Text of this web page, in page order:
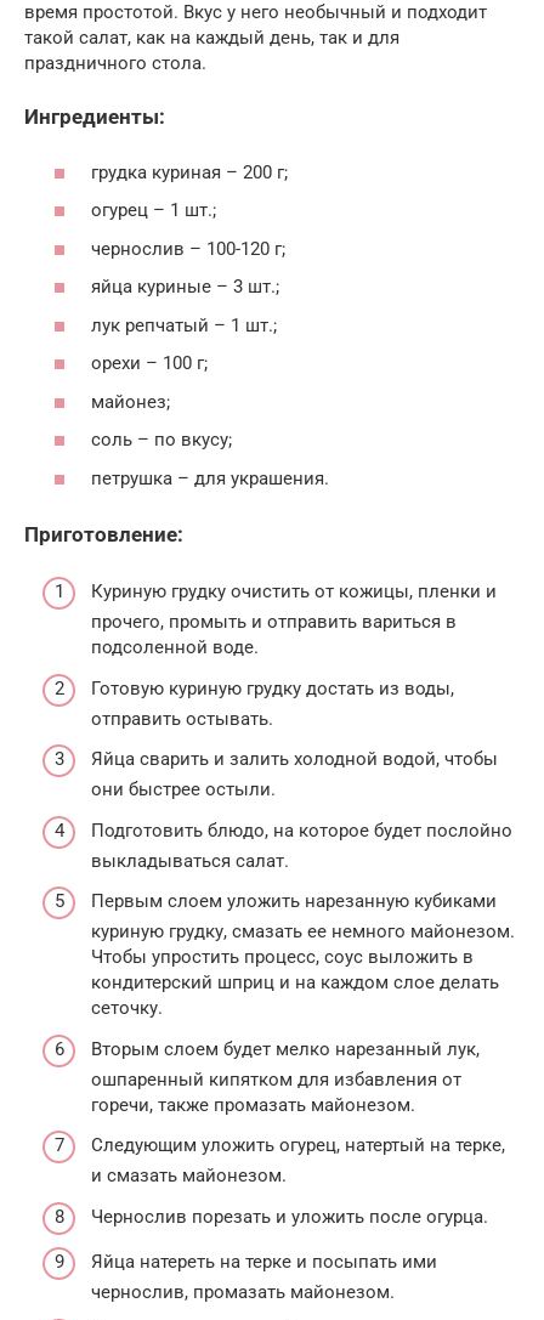
время простотой. Вкус у него необычный и подходит
такой салат, как на каждый день, так и для
праздничного стола.
Ингредиенты:
грудка куриная – 200 г;
огурец – 1 шт.;
чернослив – 100-120 г;
яйца куриные – 3 шт.;
лук репчатый – 1 шт.;
орехи – 100 г;
майонез;
соль – по вкусу;
петрушка – для украшения.
Приготовление:
Куриную грудку очистить от кожицы, пленки и
прочего, промыть и отправить вариться в
подсоленной воде.
Готовую куриную грудку достать из воды,
отправить остывать.
Яйца сварить и залить холодной водой, чтобы
они быстрее остыли.
Подготовить блюдо, на которое будет послойно
выкладываться салат.
Первым слоем уложить нарезанную кубиками
куриную грудку, смазать ее немного майонезом.
Чтобы упростить процесс, соус выложить в
кондитерский шприц и на каждом слое делать
сеточку.
Вторым слоем будет мелко нарезанный лук,
ошпаренный кипятком для избавления от
горечи, также промазать майонезом.
Следующим уложить огурец, натертый на терке,
и смазать майонезом.
Чернослив порезать и уложить после огурца.
Яйца натереть на терке и посыпать ими
чернослив, промазать майонезом.